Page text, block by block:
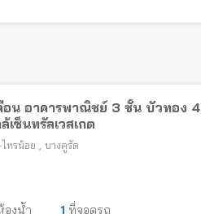
อน อาคารพาณิชย์ 3 ชั้น บัวทอง 4
เซ็นทรัลเวสเกต
ทรน้อย , บางคูรัด
องน้ำ 1 ที่จอดรถ